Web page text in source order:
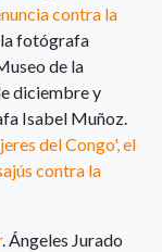
contra la
la fotógrafa
de la
diciembre y
Isabel Muñoz.
del Congo', el
contra la
. Ángeles Jurado